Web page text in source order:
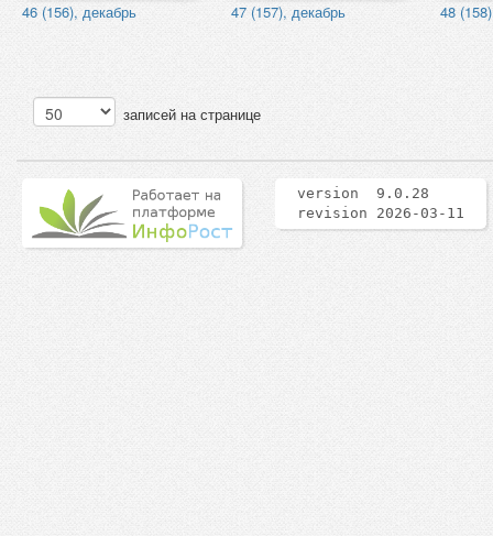
46 (156), декабрь 47 (157), декабрь 48
записей на странице
version 9.0.28
revision 2026-03-11